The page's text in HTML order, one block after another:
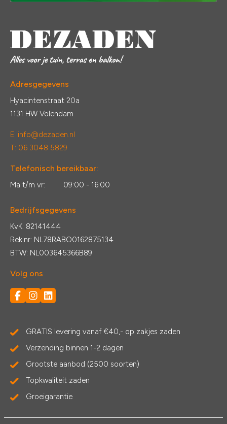
Adresgegevens
Hyacintenstraat 20a
1131 HW Volendam
E: info@dezaden.nl
T: 06 3048 5829
Telefonisch bereikbaar:
Ma t/m vr: 09:00 - 16:00
Bedrijfsgegevens
KvK: 82141444
Rek.nr: NL78RABO0162875134
BTW: NL003645366B89
Volg ons
GRATIS levering vanaf €40,- op zakjes zaden
Verzending binnen 1-2 dagen
Grootste aanbod (2500 soorten)
Topkwaliteit zaden
Groeigarantie